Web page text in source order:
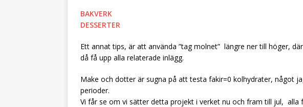
BAKVERK
DESSERTER
Ett annat tips, är att använda ”tag molnet” längre ner till höger,
då få upp alla relaterade inlägg.
Make och dotter är sugna på att testa fakir=0 kolhydrater, något
perioder.
Vi får se om vi sätter detta projekt i verket nu och fram till jul, alla